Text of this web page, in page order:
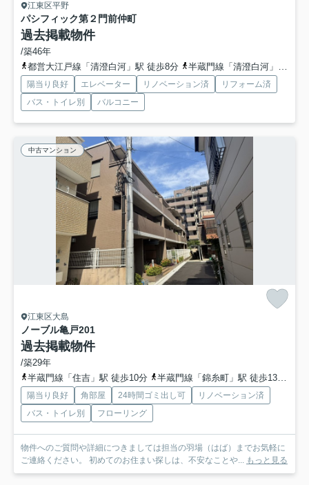
江東区平野
パシフィック第２門前仲町
過去掲載物件
/築46年
都営大江戸線「清澄白河」駅 徒歩8分
半蔵門線「清澄白河」駅 徒歩8分
陽当り良好 エレベーター リノベーション済
リフォーム済
バス・トイレ別
バルコニー
中古マンション
江東区大島
ノーブル亀戸201
過去掲載物件
/築29年
半蔵門線「住吉」駅 徒歩10分
半蔵門線「錦糸町」駅 徒歩13分
陽当り良好 角部屋 24時間ゴミ出し可
リノベーション済
バス・トイレ別
フローリング
物件へのご質問や詳細につきましては担当の羽場（はば）までお気軽に
ご連絡ください。 初めてのお住まい探しは、不安なことや... もっと見る